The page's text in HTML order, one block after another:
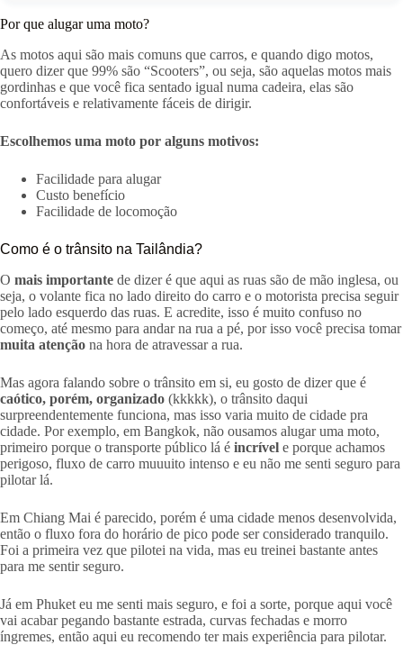
Por que alugar uma moto?
As motos aqui são mais comuns que carros, e quando digo motos,
quero dizer que 99% são “Scooters”, ou seja, são aquelas motos mais
gordinhas e que você fica sentado igual numa cadeira, elas são
confortáveis e relativamente fáceis de dirigir.
Escolhemos uma moto por alguns motivos:
Facilidade para alugar
Custo benefício
Facilidade de locomoção
Como é o trânsito na Tailândia?
O mais importante de dizer é que aqui as ruas são de mão inglesa, ou
seja, o volante fica no lado direito do carro e o motorista precisa seguir
pelo lado esquerdo das ruas. E acredite, isso é muito confuso no
começo, até mesmo para andar na rua a pé, por isso você precisa tomar
muita atenção na hora de atravessar a rua.
Mas agora falando sobre o trânsito em si, eu gosto de dizer que é
caótico, porém, organizado (kkkkk), o trânsito daqui
surpreendentemente funciona, mas isso varia muito de cidade pra
cidade. Por exemplo, em Bangkok, não ousamos alugar uma moto,
primeiro porque o transporte público lá é incrível e porque achamos
perigoso, fluxo de carro muuuito intenso e eu não me senti seguro para
pilotar lá.
Em Chiang Mai é parecido, porém é uma cidade menos desenvolvida,
então o fluxo fora do horário de pico pode ser considerado tranquilo.
Foi a primeira vez que pilotei na vida, mas eu treinei bastante antes
para me sentir seguro.
Já em Phuket eu me senti mais seguro, e foi a sorte, porque aqui você
vai acabar pegando bastante estrada, curvas fechadas e morro
íngremes, então aqui eu recomendo ter mais experiência para pilotar.